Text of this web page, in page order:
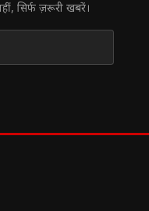
सिर्फ ज़रूरी खबरें।